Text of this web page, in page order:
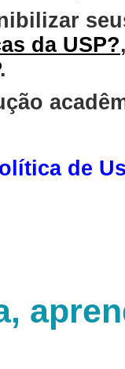
da USP?
.
de